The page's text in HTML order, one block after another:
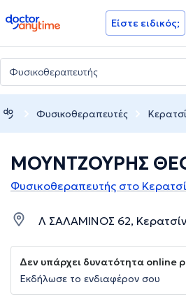
doctoranytime Είστε ειδικός;
Φυσικοθεραπευτές
ΜΟΥΝΤΖΟΥΡΗΣ
Φυσικοθεραπευτής στο
Λ ΣΑΛΑΜΙΝΟΣ 62,
Δεν υπάρχει δυνατότητα online
Εκδήλωσε το ενδιαφέρον σου